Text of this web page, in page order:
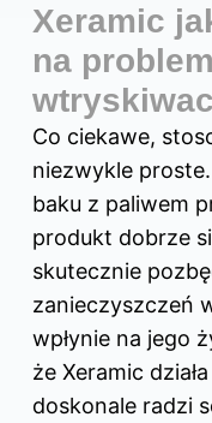
Xeramic
na
Co ciekawe,
niezwykle
baku z paliwem
produkt dobrze
skutecznie
zanieczyszczeń
wpłynie na jego
że Xeramic
doskonale radzi